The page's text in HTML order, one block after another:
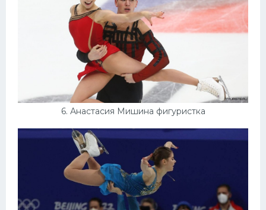
6. Анастасия Мишина фигуристка